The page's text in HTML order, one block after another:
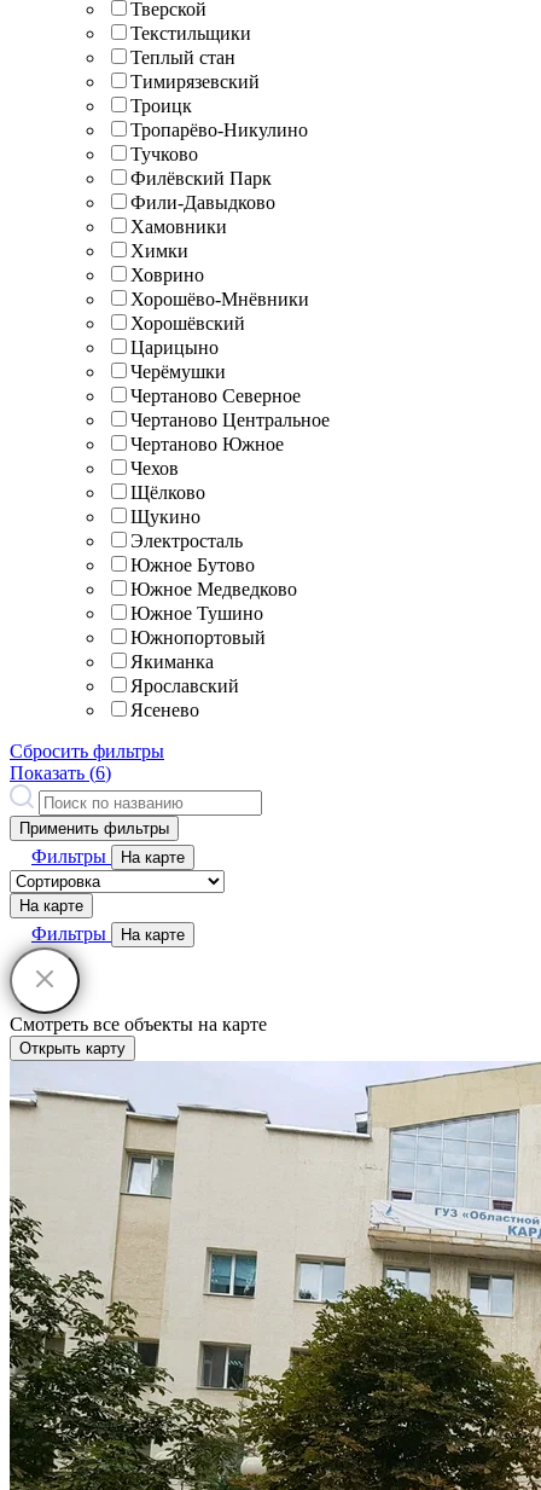
Тверской
Текстильщики
Теплый стан
Тимирязевский
Троицк
Тропарёво-Никулино
Тучково
Филёвский Парк
Фили-Давыдково
Хамовники
Химки
Ховрино
Хорошёво-Мнёвники
Хорошёвский
Царицыно
Черёмушки
Чертаново Северное
Чертаново Центральное
Чертаново Южное
Чехов
Щёлково
Щукино
Электросталь
Южное Бутово
Южное Медведково
Южное Тушино
Южнопортовый
Якиманка
Ярославский
Ясенево
Сбросить фильтры
Показать (6)
Применить фильтры
Фильтры На карте
На карте
Фильтры На карте
Смотреть все объекты на карте
Открыть карту